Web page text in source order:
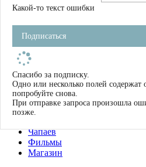
Устав
Фильмы
Имена
Тэги
О нас
Журнал
Книги
Чапаев
Фильмы
Магазин
Какой-то текст ошибки
Подписаться
Спасибо за подписку.
Одно или несколько полей
попробуйте снова.
При отправке запроса произошла
позже.